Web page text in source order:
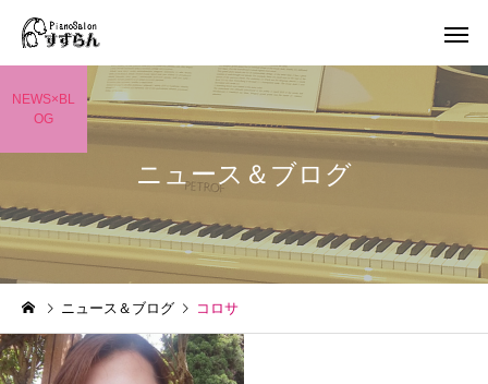
ニュース＆ブログ
NEWS×BL
OG
ニュース＆ブログ コロサ